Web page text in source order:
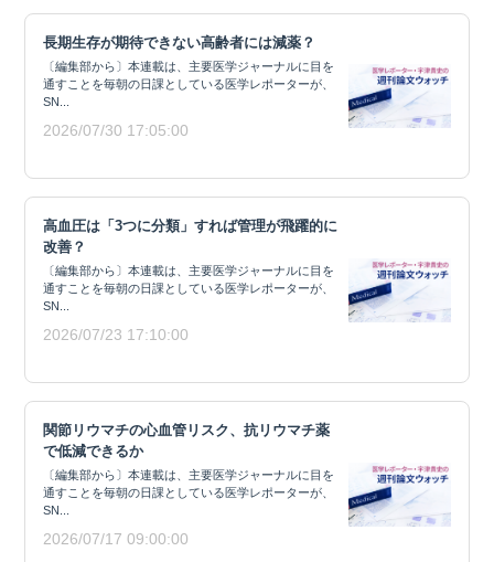
長期生存が期待できない高齢者には減薬？
〔編集部から〕本連載は、主要医学ジャーナルに目を
通すことを毎朝の日課としている医学レポーターが、
SN...
2026/07/30 17:05:00
高血圧は「3つに分類」すれば管理が飛躍的に
改善？
〔編集部から〕本連載は、主要医学ジャーナルに目を
通すことを毎朝の日課としている医学レポーターが、
SN...
2026/07/23 17:10:00
関節リウマチの心血管リスク、抗リウマチ薬
で低減できるか
〔編集部から〕本連載は、主要医学ジャーナルに目を
通すことを毎朝の日課としている医学レポーターが、
SN...
2026/07/17 09:00:00